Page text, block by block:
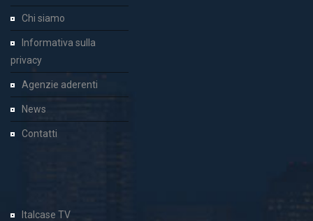
Chi siamo
Informativa sulla
privacy
Agenzie aderenti
News
Contatti
Italcase TV